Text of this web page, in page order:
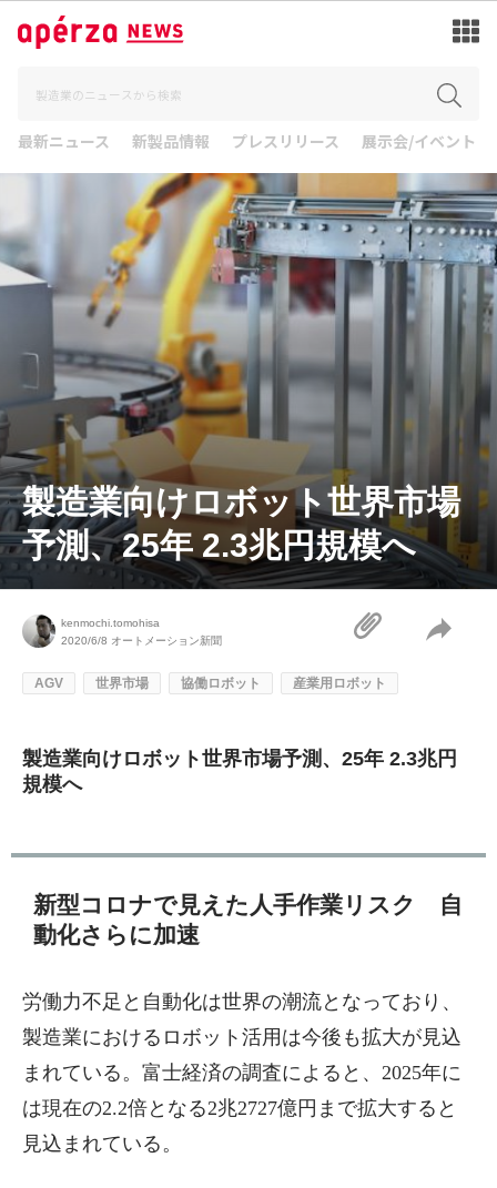
最新ニュース 新製品情報 プレスリリース 展示会/イベント
製造業向けロボット世界市場
予測、25年 2.3兆円規模へ
kenmochi.tomohisa
2020/6/8 オートメーション新聞
AGV 世界市場 協働ロボット 産業用ロボット
製造業向けロボット世界市場予測、25年 2.3兆円
規模へ
新型コロナで見えた人手作業リスク 自
動化さらに加速
労働力不足と自動化は世界の潮流となっており、
製造業におけるロボット活用は今後も拡大が見込
まれている。富士経済の調査によると、2025年に
は現在の2.2倍となる2兆2727億円まで拡大すると
見込まれている。